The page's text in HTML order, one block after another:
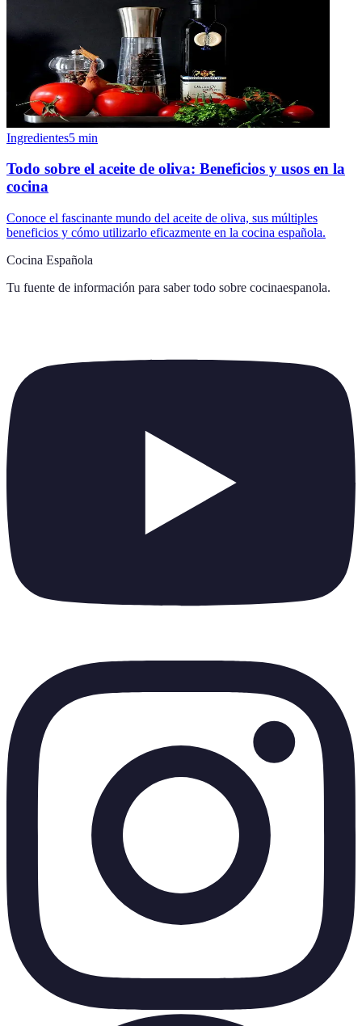
Ingredientes5 min
Todo sobre el aceite de oliva: Beneficios y usos en la
cocina
Conoce el fascinante mundo del aceite de oliva, sus múltiples
beneficios y cómo utilizarlo eficazmente en la cocina española.
Cocina Española
Tu fuente de información para saber todo sobre cocinaespanola.